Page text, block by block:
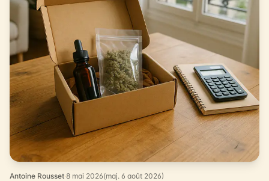
Antoine Rousset·8 mai 2026(maj. 6 août 2026)